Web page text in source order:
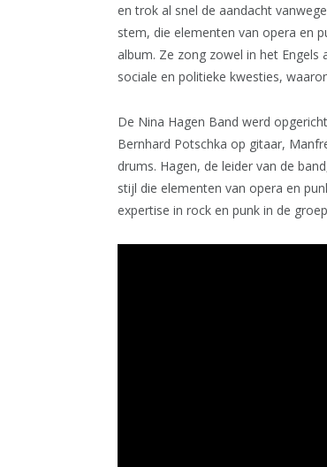
en trok al snel de aandacht
stem, die elementen van opera en
album. Ze zong zowel in het
sociale en politieke kwesties,
De Nina Hagen Band werd
Bernhard Potschka op gitaar,
drums. Hagen, de leider van de
stijl die elementen van opera en
expertise in rock en punk in de